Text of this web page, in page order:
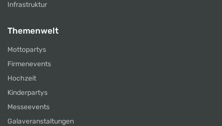
Infrastruktur
Themenwelt
Mottopartys
Firmenevents
Hochzeit
Kinderpartys
Messeevents
Galaveranstaltungen